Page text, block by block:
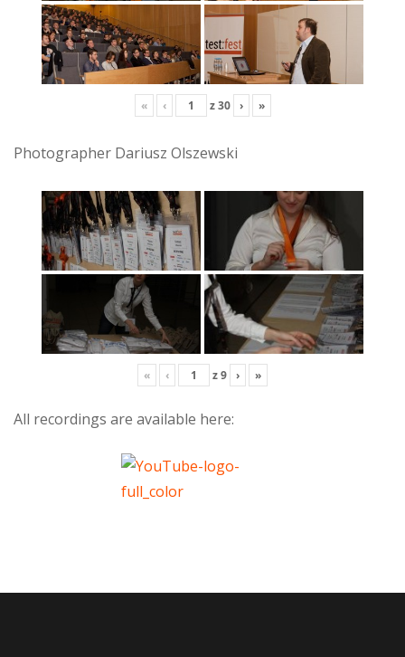
« ‹ z30 › »
Photographer Dariusz Olszewski
« ‹ z9 › »
All recordings are available here: